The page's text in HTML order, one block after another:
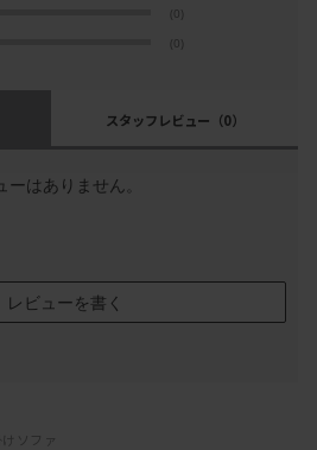
(0)
(0)
スタッフレビュー （0）
ーはありません。
レビューを書く
けソファ